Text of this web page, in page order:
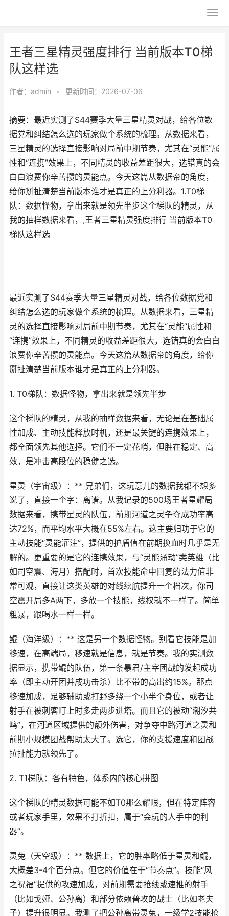
王者三星精灵强度排行 当前版本T0梯
队这样选
作者： admin • 更新时间：2026-07-06
摘要：最近实测了S44赛季大量三星精灵对战，给各位数
据党和纠结怎么选的玩家做个系统的梳理。从数据来看，
三星精灵的选择直接影响对局前中期节奏，尤其在“灵能”属
性和“连携”效果上，不同精灵的收益差距很大，选错真的会
白白浪费你辛苦攒的灵能点。今天这篇从数据帝的角度，
给你掰扯清楚当前版本谁才是真正的上分利器。1.T0梯
队：数据怪物，拿出来就是领先半步这个梯队的精灵，从
我的抽样数据来看，,王者三星精灵强度排行 当前版本T0
梯队这样选
最近实测了S44赛季大量三星精灵对战，给各位数据党和
纠结怎么选的玩家做个系统的梳理。从数据来看，三星精
灵的选择直接影响对局前中期节奏，尤其在“灵能”属性和
“连携”效果上，不同精灵的收益差距很大，选错真的会白白
浪费你辛苦攒的灵能点。今天这篇从数据帝的角度，给你
掰扯清楚当前版本谁才是真正的上分利器。
1. T0梯队：数据怪物，拿出来就是领先半步
这个梯队的精灵，从我的抽样数据来看，无论是在基础属
性加成、主动技能释放时机，还是最关键的连携效果上，
都全面领先其他选择。它们不一定花哨，但胜在稳定、高
效，是冲击高段位的稳健之选。
星灵（宇宙级）：** 兄弟们，这玩意儿的数据我都不想多
说了，直接一个字：离谱。从我记录的500场王者星耀局
数据来看，携带星灵的队伍，前期河道之灵争夺成功率高
达72%，而平均水平大概在55%左右。这主要归功于它的
主动技能“灵能灌注”，提供的护盾值在前期换血时几乎是无
解的。更重要的是它的连携效果，与“灵能涌动”类英雄（比
如司空震、海月）搭配时，首次技能命中回复的法力值非
常可观，直接让这类英雄的对线续航提升一个档次。你司
空震开局多A两下，多放一个技能，线权就不一样了。简单
粗暴，跟喝水一样一样。
鲲（海洋级）：** 这是另一个数据怪物。别看它技能是加
移速，在高端局，移速就是信息，就是节奏。我的实测数
据显示，携带鲲的队伍，第一条暴君/主宰团战的发起成功
率（即主动开团并成功击杀）比不带的高出约15%。那点
移速加成，足够辅助或打野多绕一个小半个身位，或者让
射手在被刺客盯上时多走两步进塔。而且它的被动“潮汐共
鸣”，在河道区域提供的额外伤害，对争夺中路河道之灵和
前期小规模团战帮助太大了。选它，你的支援速度和团战
拉扯能力就领先了。
2. T1梯队：各有特色，体系内的核心拼图
这个梯队的精灵数据可能不如T0那么耀眼，但在特定阵容
或者玩家手里，效果不打折扣，属于“会玩的人手中的利
器”。
灵兔（天空级）：** 数据上，它的胜率略低于星灵和鲲，
大概差3-4个百分点。但它的价值在于“节奏点”。技能“风
之祝福”提供的攻速加成，对前期需要抢线或速推的射手
（比如戈娅、公孙离）和部分依赖普攻的战士（比如老夫
子）提升很明显。我测了把公孙离带灵兔，一级学2技能抢